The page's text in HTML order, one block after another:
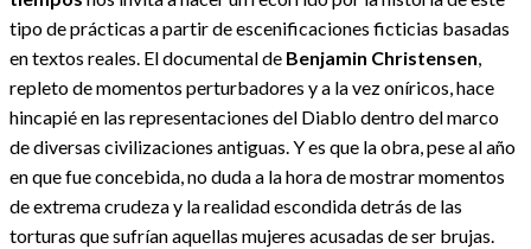
tipo de prácticas a partir de escenificaciones ficticias basadas
en textos reales. El documental de Benjamin Christensen,
repleto de momentos perturbadores y a la vez oníricos, hace
hincapié en las representaciones del Diablo dentro del marco
de diversas civilizaciones antiguas. Y es que la obra, pese al año
en que fue concebida, no duda a la hora de mostrar momentos
de extrema crudeza y la realidad escondida detrás de las
torturas que sufrían aquellas mujeres acusadas de ser brujas.